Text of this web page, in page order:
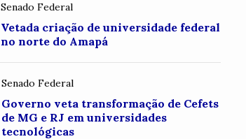
Senado Federal
Vetada criação de universidade federal
no norte do Amapá
Senado Federal
Governo veta transformação de Cefets
de MG e RJ em universidades
tecnológicas